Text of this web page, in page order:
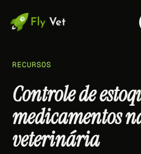
RECURSOS
Controle de
medicamentos
veterinária